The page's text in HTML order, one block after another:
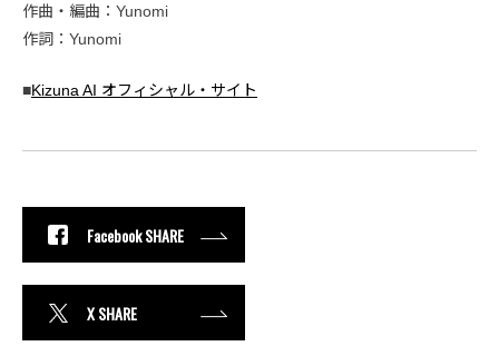
作曲・編曲：Yunomi
作詞：Yunomi
■Kizuna AI オフィシャル・サイト
Facebook SHARE
X SHARE